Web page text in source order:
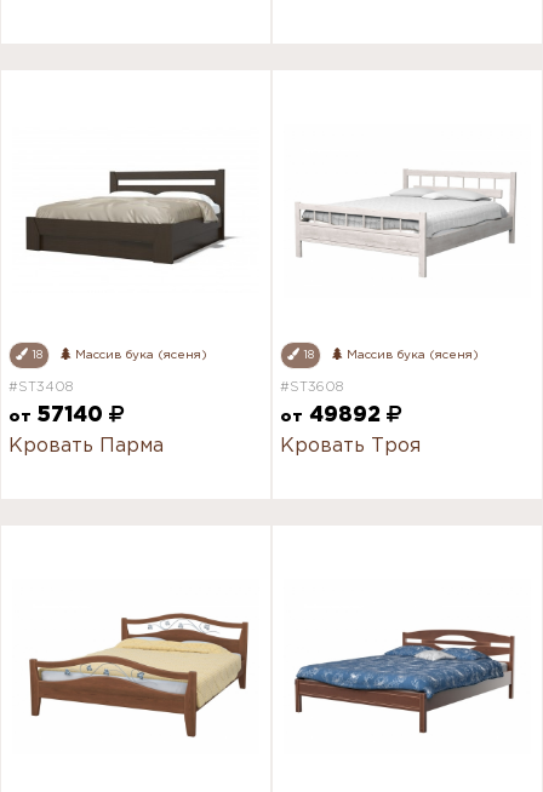
18 Массив бука (ясеня)
#ST3408
от 57140
Кровать Парма
18 Массив бука (ясеня)
#ST3608
от 49892
Кровать Троя